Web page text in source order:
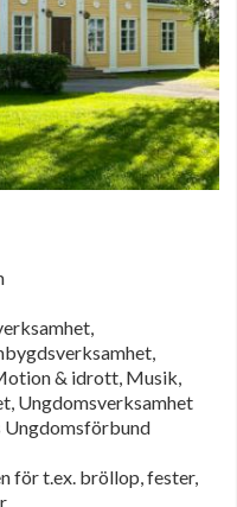
& idrott, Musik,
Ungdomsverksamhet
Ungdomsförbund
för t.ex. bröllop, fester,